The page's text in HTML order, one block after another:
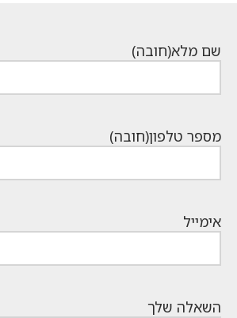
שם מלא(חובה)
מספר טלפון(חובה)
אימייל
השאלה שלך